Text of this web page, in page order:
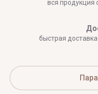
вся продукция
быстрая